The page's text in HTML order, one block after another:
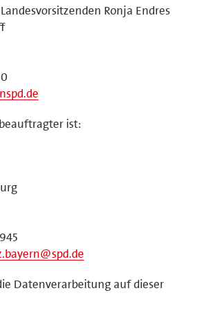
Ronja Endres
ist:
Datenverarbeitung auf dieser